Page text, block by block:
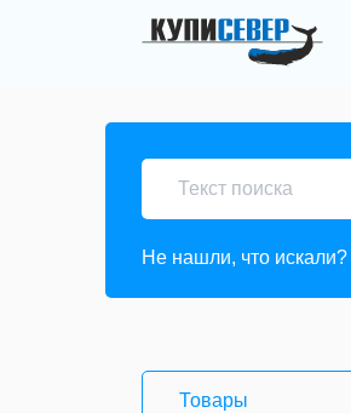
Не нашли, что искали?
Товары